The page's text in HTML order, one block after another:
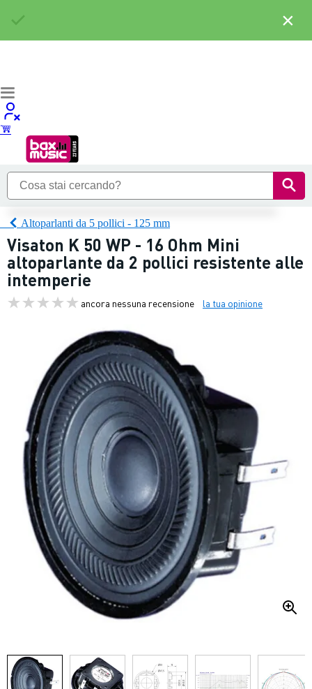
Altoparlanti da 5 pollici - 125 mm
Visaton K 50 WP - 16 Ohm Mini
altoparlante da 2 pollici resistente alle
intemperie
ancora nessuna recensione la tua opinione
×